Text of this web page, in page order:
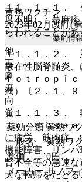
１１．１．１．
度不明）：蕁麻
らわれることが
１１．１．２．
散在性脳脊髄炎
ｒｏｔｒｏｐｉ
満）〔２．１、９
１１．１．３．
ｉｃ ｄｉｓｅａ
に疲労、筋肉痛
機能障害、リンパ
腎不全等の急速
大な転帰をたどる
黄熱ワクチン
2023年02月改訂(
薬剤情
他
毒
劇
麻
向
覚
薬効分類 黄熱ワ
一般名
黄熱ワ
薬価
0円
メーカー サノフ